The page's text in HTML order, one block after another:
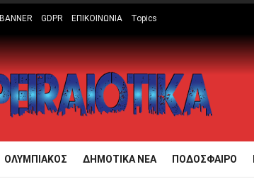
BANNER GDPR ΕΠΙΚΟΙΝΩΝΙΑ Topics
ΟΛΥΜΠΙΑΚΟΣ ΔΗΜΟΤΙΚΑ ΝΕΑ ΠΟΔΟΣΦΑΙΡΟ